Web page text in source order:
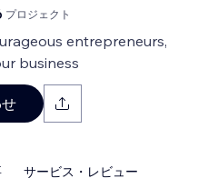
プロジェクト
entrepreneurs,
business
サービス・レビュー